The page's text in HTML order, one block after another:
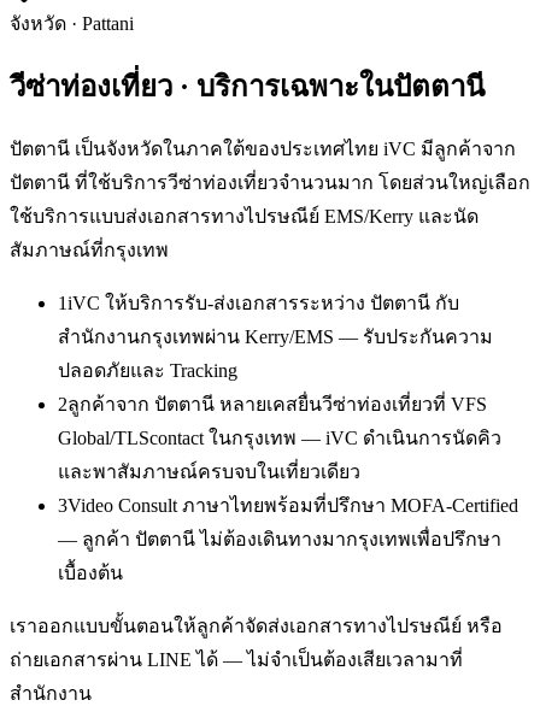
จังหวัด · Pattani
วีซ่าท่องเที่ยว · บริการเฉพาะในปัตตานี
ปัตตานี เป็นจังหวัดในภาคใต้ของประเทศไทย iVC มีลูกค้าจาก
ปัตตานี ที่ใช้บริการวีซ่าท่องเที่ยวจำนวนมาก โดยส่วนใหญ่เลือก
ใช้บริการแบบส่งเอกสารทางไปรษณีย์ EMS/Kerry และนัด
สัมภาษณ์ที่กรุงเทพ
1iVC ให้บริการรับ-ส่งเอกสารระหว่าง ปัตตานี กับ
สำนักงานกรุงเทพผ่าน Kerry/EMS — รับประกันความ
ปลอดภัยและ Tracking
2ลูกค้าจาก ปัตตานี หลายเคสยื่นวีซ่าท่องเที่ยวที่ VFS
Global/TLScontact ในกรุงเทพ — iVC ดำเนินการนัดคิว
และพาสัมภาษณ์ครบจบในเที่ยวเดียว
3Video Consult ภาษาไทยพร้อมที่ปรึกษา MOFA-Certified
— ลูกค้า ปัตตานี ไม่ต้องเดินทางมากรุงเทพเพื่อปรึกษา
เบื้องต้น
เราออกแบบขั้นตอนให้ลูกค้าจัดส่งเอกสารทางไปรษณีย์ หรือ
ถ่ายเอกสารผ่าน LINE ได้ — ไม่จำเป็นต้องเสียเวลามาที่
สำนักงาน